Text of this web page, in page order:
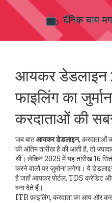
आयकर डेडलाइन
फाइलिंग का
करदाताओं की
जब बातआयकर डेडलाइन, करदाताओं
की अंतिम तारीख हैकी आती है, तो
थी। लेकिन 2025 में यह तारीख 16
करने वालों पर जुर्माना लगेगा। ये
है जहाँ आयकर पोर्टल, TDS क्रेडिट
बना देते हैं।
ITR फ़ाइलिंग, करदाता का आय और कर